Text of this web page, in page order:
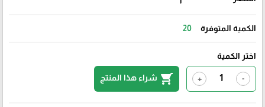
الكمية المتوفرة 20
اختر الكمية
-
+
shopping_cart شراء هذا المنتج